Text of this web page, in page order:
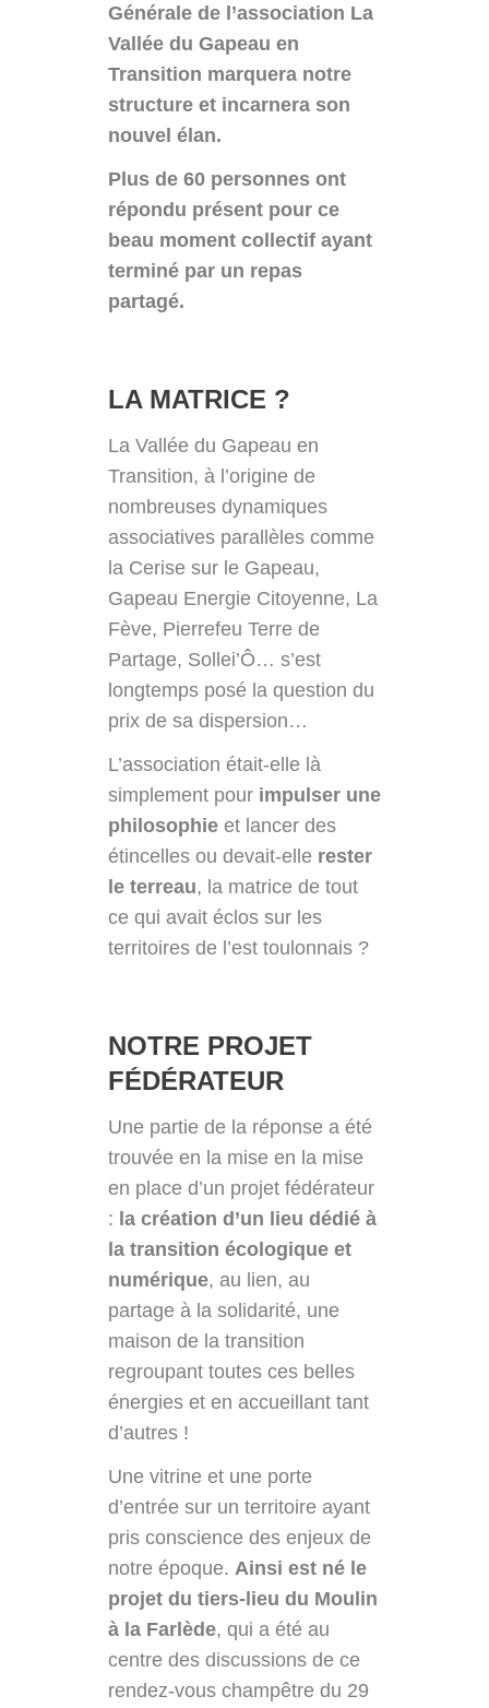
Générale de l’association La
Vallée du Gapeau en
Transition marquera notre
structure et incarnera son
nouvel élan.
Plus de 60 personnes ont
répondu présent pour ce
beau moment collectif ayant
terminé par un repas
partagé.
LA MATRICE ?
La Vallée du Gapeau en
Transition, à l’origine de
nombreuses dynamiques
associatives parallèles comme
la Cerise sur le Gapeau,
Gapeau Energie Citoyenne, La
Fève, Pierrefeu Terre de
Partage, Sollei’Ô… s’est
longtemps posé la question du
prix de sa dispersion…
L’association était-elle là
simplement pour impulser une
philosophie et lancer des
étincelles ou devait-elle rester
le terreau, la matrice de tout
ce qui avait éclos sur les
territoires de l’est toulonnais ?
NOTRE PROJET
FÉDÉRATEUR
Une partie de la réponse a été
trouvée en la mise en la mise
en place d’un projet fédérateur
: la création d’un lieu dédié à
la transition écologique et
numérique, au lien, au
partage à la solidarité, une
maison de la transition
regroupant toutes ces belles
énergies et en accueillant tant
d’autres !
Une vitrine et une porte
d’entrée sur un territoire ayant
pris conscience des enjeux de
notre époque. Ainsi est né le
projet du tiers-lieu du Moulin
à la Farlède, qui a été au
centre des discussions de ce
rendez-vous champêtre du 29